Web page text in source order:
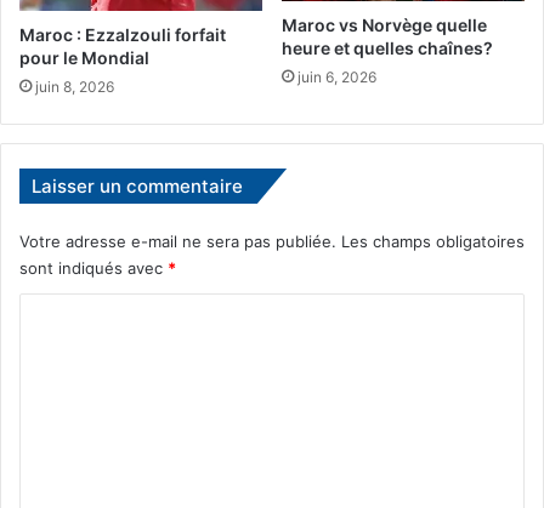
Maroc : Ezzalzouli forfait
pour le Mondial
juin 8, 2026
Maroc vs Norvège quelle
heure et quelles chaînes?
juin 6, 2026
Laisser un commentaire
Votre adresse e-mail ne sera pas publiée. Les champs obligatoires
sont indiqués avec *